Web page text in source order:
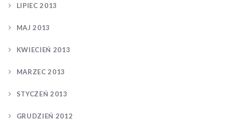
LIPIEC 2013
MAJ 2013
KWIECIEŃ 2013
MARZEC 2013
STYCZEŃ 2013
GRUDZIEŃ 2012